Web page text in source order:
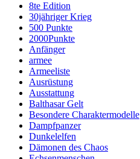
8te Edition
30jähriger Krieg
500 Punkte
2000Punkte
Anfänger
armee
Armeeliste
Ausrüstung
Ausstattung
Balthasar Gelt
Besondere Charaktermodelle
Dampfpanzer
Dunkelelfen
Dämonen des Chaos